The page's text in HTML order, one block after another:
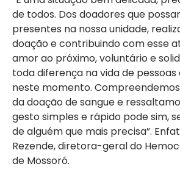
de todos. Dos doadores que
presentes na nossa unidade,
doação e contribuindo com esse
amor ao próximo, voluntário e
toda diferença na vida de
neste momento.
da doação de sangue e
gesto simples e rápido pode sim,
de alguém que mais precisa”.
Rezende, diretora-geral do
de Mossoró.